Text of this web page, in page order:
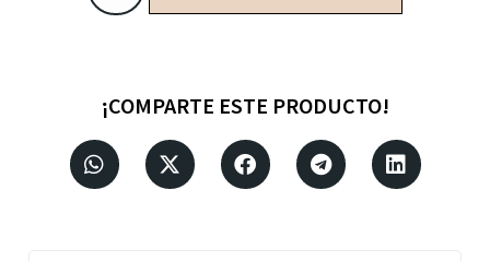
¡COMPARTE ESTE PRODUCTO!